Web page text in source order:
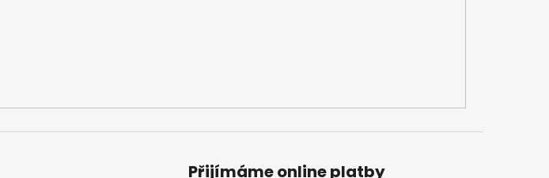
Přijímáme online platby